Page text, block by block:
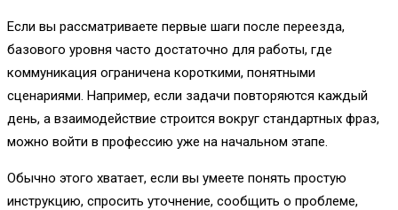
Если вы рассматриваете первые шаги после переезда,
базового уровня часто достаточно для работы, где
коммуникация ограничена короткими, понятными
сценариями. Например, если задачи повторяются каждый
день, а взаимодействие строится вокруг стандартных фраз,
можно войти в профессию уже на начальном этапе.
Обычно этого хватает, если вы умеете понять простую
инструкцию, спросить уточнение, сообщить о проблеме,